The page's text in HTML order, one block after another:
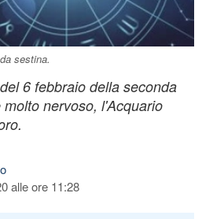
sestina.
6 febbraio della seconda
nervoso, l'Acquario
alle ore 11:28